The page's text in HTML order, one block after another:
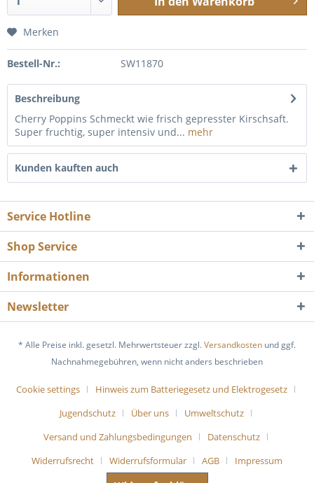
Merken
Bestell-Nr.: SW11870
Beschreibung
Cherry Poppins Schmeckt wie frisch gepresster Kirschsaft.
Super fruchtig, super intensiv und... mehr
Kunden kauften auch
Service Hotline
Shop Service
Informationen
Newsletter
* Alle Preise inkl. gesetzl. Mehrwertsteuer zzgl.Versandkosten und ggf.
Nachnahmegebühren, wenn nicht anders beschrieben
Cookie settings
Hinweis zum Batteriegesetz und Elektrogesetz
Jugendschutz
Über uns
Umweltschutz
Versand und Zahlungsbedingungen
Datenschutz
Widerrufsrecht
Widerrufsformular AGB Impressum